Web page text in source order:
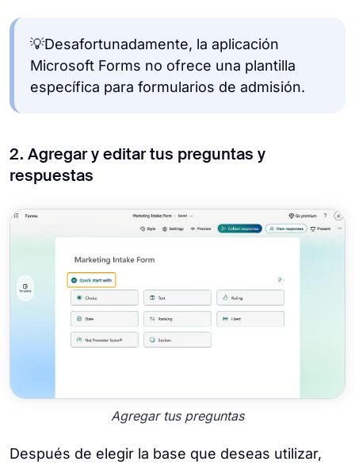
💡Desafortunadamente, la aplicación
Microsoft Forms no ofrece una plantilla
específica para formularios de admisión.
2. Agregar y editar tus preguntas y
respuestas
Agregar tus preguntas
Después de elegir la base que deseas utilizar,